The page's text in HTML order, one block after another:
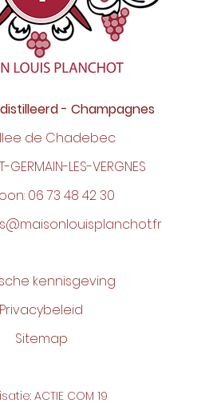
- Champagnes
de Chadebec
GERMAIN-LES-VERGNES
06 73 48 42 30
kennisgeving
Privacybeleid
Sitemap
ACTIE COM 19